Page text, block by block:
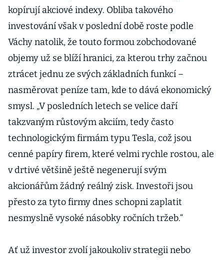
kopírují akciové indexy. Obliba takového
investování však v poslední době roste podle
Váchy natolik, že touto formou zobchodované
objemy už se blíží hranici, za kterou trhy začnou
ztrácet jednu ze svých základních funkcí –
nasměrovat peníze tam, kde to dává ekonomický
smysl. „V posledních letech se velice daří
takzvaným růstovým akciím, tedy často
technologickým firmám typu Tesla, což jsou
cenné papíry firem, které velmi rychle rostou, ale
v drtivé většině ještě negenerují svým
akcionářům žádný reálný zisk. Investoři jsou
přesto za tyto firmy dnes schopni zaplatit
nesmyslně vysoké násobky ročních tržeb.“
Ať už investor zvolí jakoukoliv strategii nebo